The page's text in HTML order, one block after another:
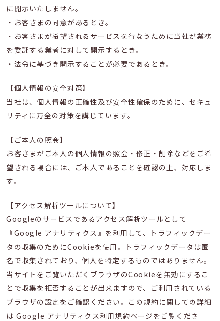
に開示いたしません。
・お客さまの同意があるとき。
・お客さまが希望されるサービスを行なうために当社が業務
を委託する業者に対して開示するとき。
・法令に基づき開示することが必要であるとき。
【個人情報の安全対策】
当社は、個人情報の正確性及び安全性確保のために、セキュ
リティに万全の対策を講じています。
【ご本人の照会】
お客さまがご本人の個人情報の照会・修正・削除などをご希
望される場合には、ご本人であることを確認の上、対応しま
す。
【アクセス解析ツールについて】
Googleのサービスであるアクセス解析ツールとして
『Google アナリティクス』を利用して、トラフィックデー
タの収集のためにCookieを使用。トラフィックデータは匿
名で収集されており、個人を特定するものではありません。
当サイトをご覧いただくブラウザのCookieを無効にするこ
とで収集を拒否することが出来ますので、ご利用されている
ブラウザの設定をご確認ください。この規約に関しての詳細
は Google アナリティクス利用規約ページをご覧くださ